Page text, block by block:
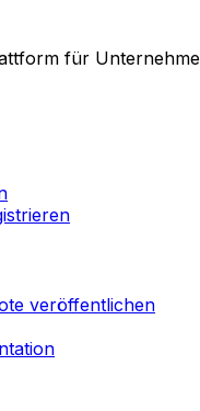
für
veröffentlichen